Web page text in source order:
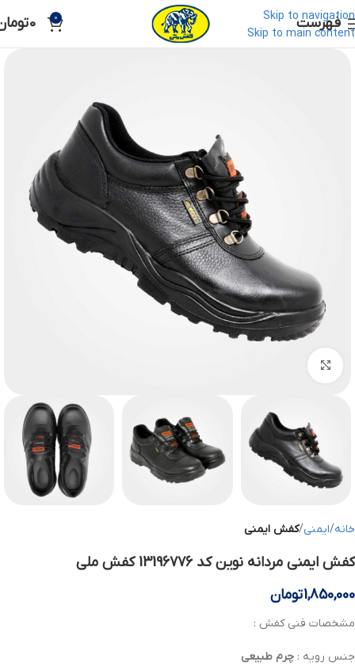
Skip to navigation
Skip to main content
فهرست 0
0
خانه ایمنی کفش ایمنی
کفش ایمنی مردانه نوین کد 13196776 کفش ملی
1,850,000تومان
مشخصات فنی کفش :
جنس رویه : چرم طبیعی